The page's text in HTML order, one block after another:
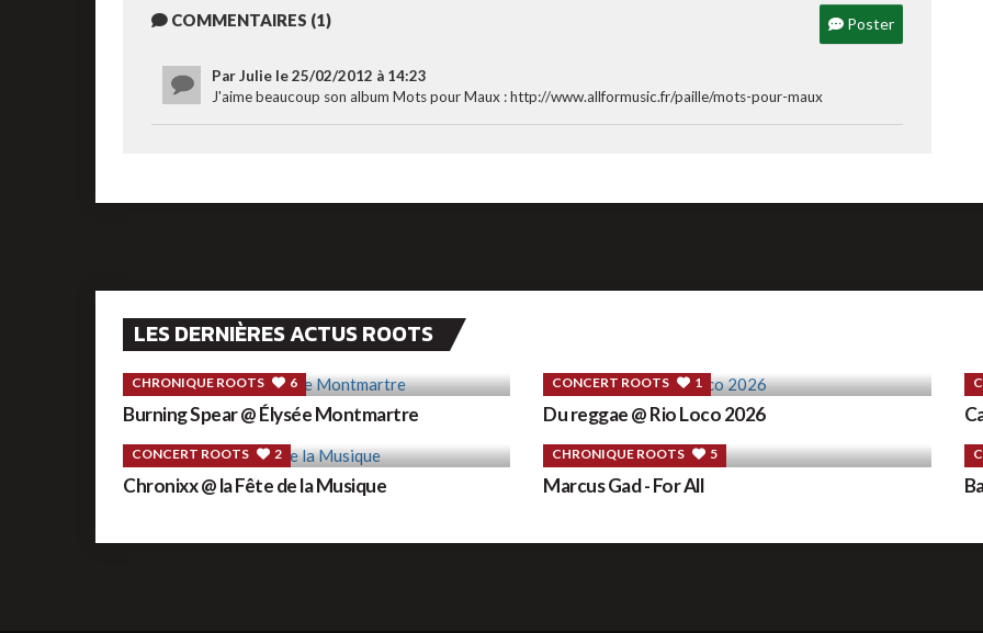
COMMENTAIRES (1) Poster
Par Julie le 25/02/2012 à 14:23
J'aime beaucoup son album Mots pour Maux : http://www.allformusic.fr/paille/mots-pour-maux
LES DERNIÈRES ACTUS ROOTS
CHRONIQUE ROOTS 6
Burning Spear @ Élysée Montmartre
CONCERT ROOTS 1
Du reggae @ Rio Loco 2026
CONCERT ROOTS 2
Chronixx @ la Fête de la Musique
CHRONIQUE ROOTS 5
Marcus Gad - For All